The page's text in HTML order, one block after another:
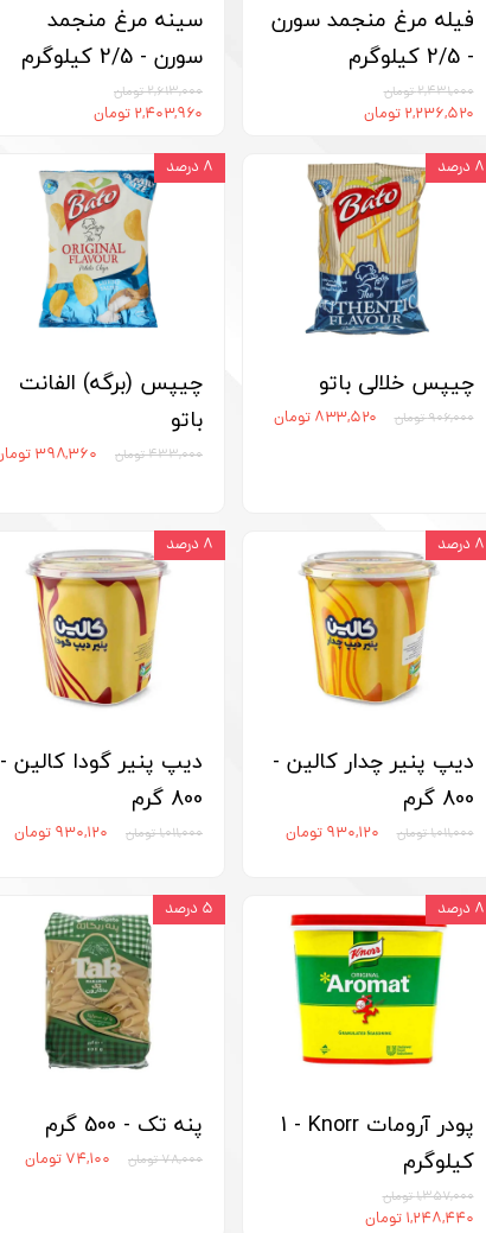
فیله مرغ منجمد سورن
- 2/5 کیلوگرم
۲,۴۳۱,۰۰۰ تومان
۲,۲۳۶,۵۲۰ تومان
سینه مرغ منجمد
سورن - 2/5 کیلوگرم
۲,۶۱۳,۰۰۰ تومان
۲,۴۰۳,۹۶۰ تومان
چیپس خلالی باتو
۹۰۶,۰۰۰ تومان ۸۳۳,۵۲۰ تومان
۸ درصد
چیپس (برگه) الفانت
باتو
۴۳۳,۰۰۰ تومان ۳۹۸,۳۶۰ تومان
۸ درصد
دیپ پنیر چدار کالین -
800 گرم
۱,۰۱۱,۰۰۰ تومان ۹۳۰,۱۲۰ تومان
۸ درصد
دیپ پنیر گودا کالین -
800 گرم
۱,۰۱۱,۰۰۰ تومان ۹۳۰,۱۲۰ تومان
۸ درصد
پودر آرومات Knorr‏ - 1
کیلوگرم
۱,۳۵۷,۰۰۰ تومان
۱,۲۴۸,۴۴۰ تومان
۸ درصد
پنه تک - 500 گرم
۷۸,۰۰۰ تومان ۷۴,۱۰۰ تومان
۵ درصد